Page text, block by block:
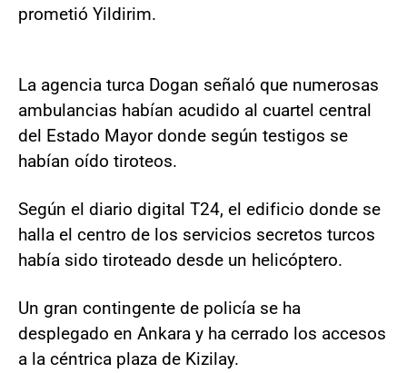
prometió Yildirim.
La agencia turca Dogan señaló que numerosas
ambulancias habían acudido al cuartel central
del Estado Mayor donde según testigos se
habían oído tiroteos.
Según el diario digital T24, el edificio donde se
halla el centro de los servicios secretos turcos
había sido tiroteado desde un helicóptero.
Un gran contingente de policía se ha
desplegado en Ankara y ha cerrado los accesos
a la céntrica plaza de Kizilay.